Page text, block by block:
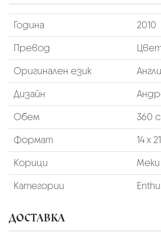
Година
2010
Превод
Оригинален език
Дизайн
Обем
360
Формат
14 х
Корици
Меки
Категории
ДОСТАВКА